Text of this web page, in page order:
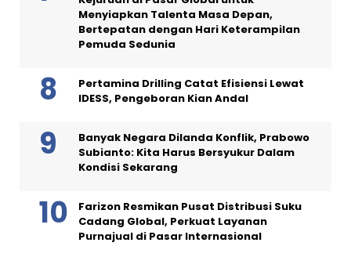
Menyiapkan Talenta Masa Depan,
Bertepatan dengan Hari Keterampilan
Pemuda Sedunia
Pertamina Drilling Catat Efisiensi Lewat
IDESS, Pengeboran Kian Andal
Banyak Negara Dilanda Konflik, Prabowo
Subianto: Kita Harus Bersyukur Dalam
Kondisi Sekarang
Farizon Resmikan Pusat Distribusi Suku
Cadang Global, Perkuat Layanan
Purnajual di Pasar Internasional